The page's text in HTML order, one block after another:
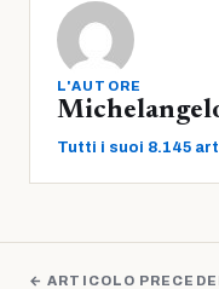
L'AUTORE
Tutti i suoi 8.145
← ARTICOLO